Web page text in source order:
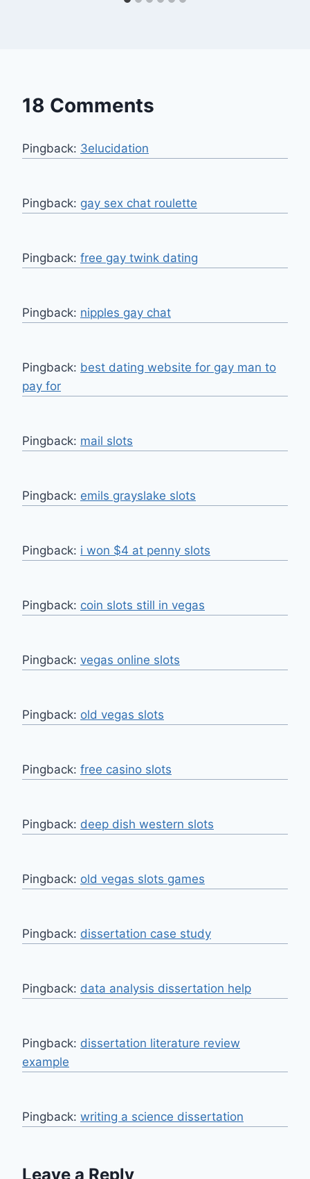
18 Comments
Pingback: 3elucidation
Pingback: gay sex chat roulette
Pingback: free gay twink dating
Pingback: nipples gay chat
Pingback: best dating website for gay man to
pay for
Pingback: mail slots
Pingback: emils grayslake slots
Pingback: i won $4 at penny slots
Pingback: coin slots still in vegas
Pingback: vegas online slots
Pingback: old vegas slots
Pingback: free casino slots
Pingback: deep dish western slots
Pingback: old vegas slots games
Pingback: dissertation case study
Pingback: data analysis dissertation help
Pingback: dissertation literature review
example
Pingback: writing a science dissertation
Leave a Reply